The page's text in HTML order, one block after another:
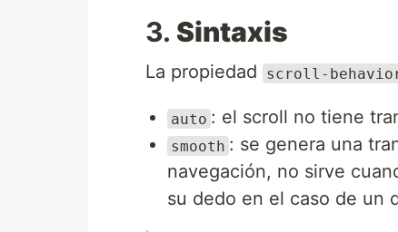
3. Sintaxis
La propiedad scroll-
auto : el scroll no tiene
smooth : se genera una
navegación, no sirve
su dedo en el caso de un